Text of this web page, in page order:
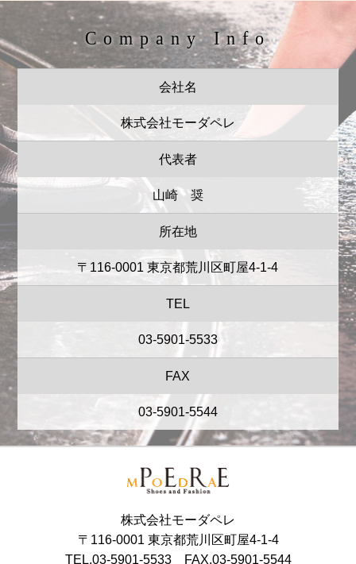
Company Info
会社名
株式会社モーダペレ
代表者
山崎 奨
所在地
〒116-0001 東京都荒川区町屋4-1-4
TEL
03-5901-5533
FAX
03-5901-5544
株式会社モーダペレ
〒116-0001 東京都荒川区町屋4-1-4
TEL.03-5901-5533 FAX.03-5901-5544